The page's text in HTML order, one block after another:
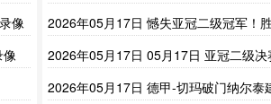
像
像
内维斯点射曼达什建功
2026年05月17日 憾失亚冠二级冠军！
20射门未果菲利克斯中柱
2026年05月17日 05月17日 亚冠二级
钢巴 进球视频
2026年05月17日 德甲-切玛破门纳尔泰